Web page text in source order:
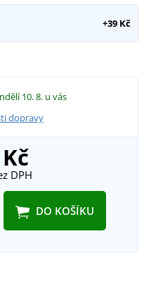
+39 Kč
10. 8. u vás
dopravy
DPH
DO KOŠÍKU